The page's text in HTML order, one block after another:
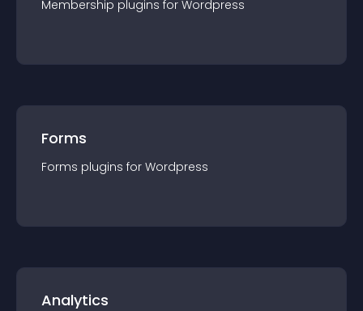
Membership plugins for Wordpress
Forms
Forms plugins for Wordpress
Analytics